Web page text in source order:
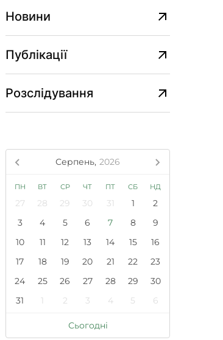
Новини
Публікації
Розслідування
Серпень, 2026
ПН ВТ СР ЧТ ПТ СБ НД
27 28 29 30 31 1
2
3
4 5 6 7 8
9
10
11 12 13 14 15
16
17
18 19 20 21 22
23
24
25 26 27 28 29
30
31
1 2 3 4 5 6
Сьогодні